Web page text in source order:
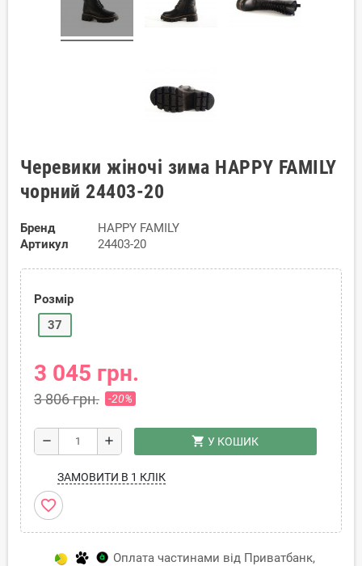
Черевики жіночі зима HAPPY FAMILY
чорний 24403-20
Бренд
HAPPY FAMILY
Артикул
24403-20
Розмір
37
3 045 грн.
3 806 грн. -20%
remove add shopping_cart У КОШИК
ЗАМОВИТИ В 1 КЛІК
favorite_border
Оплата частинами від Приватбанк,